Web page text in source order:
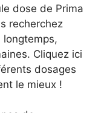
dose de Prima
recherchez
longtemps,
Cliquez ici
dosages
le mieux !